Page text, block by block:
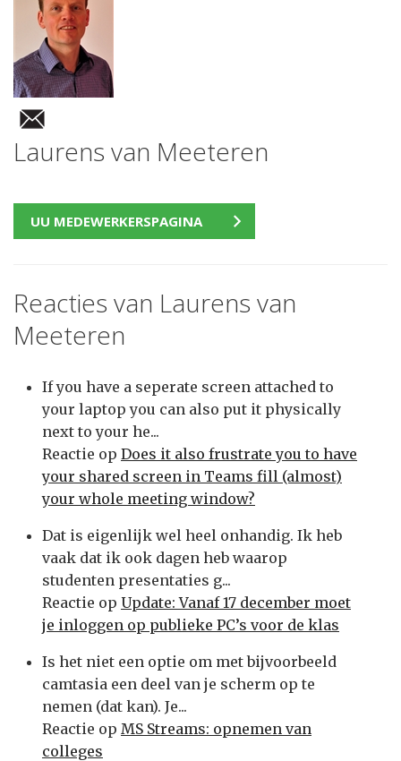
Laurens van Meeteren
UU MEDEWERKERSPAGINA
Reacties van Laurens van
Meeteren
If you have a seperate screen attached to
your laptop you can also put it physically
next to your he...
Reactie op Does it also frustrate you to have
your shared screen in Teams fill (almost)
your whole meeting window?
Dat is eigenlijk wel heel onhandig. Ik heb
vaak dat ik ook dagen heb waarop
studenten presentaties g...
Reactie op Update: Vanaf 17 december moet
je inloggen op publieke PC’s voor de klas
Is het niet een optie om met bijvoorbeeld
camtasia een deel van je scherm op te
nemen (dat kan). Je...
Reactie op MS Streams: opnemen van
colleges